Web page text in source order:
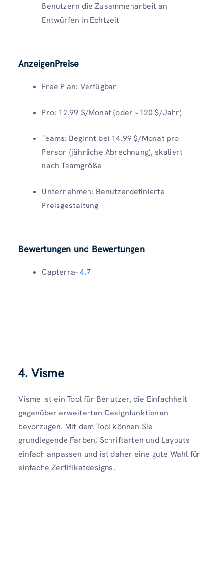
Benutzern die Zusammenarbeit an
Entwürfen in Echtzeit
AnzeigenPreise
Free Plan: Verfügbar
Pro: 12.99 $/Monat (oder ~120 $/Jahr)
Teams: Beginnt bei 14.99 $/Monat pro
Person (jährliche Abrechnung), skaliert
nach Teamgröße
Unternehmen: Benutzerdefinierte
Preisgestaltung
Bewertungen und Bewertungen
Capterra-4.7
4. Visme
Visme ist ein Tool für Benutzer, die Einfachheit
gegenüber erweiterten Designfunktionen
bevorzugen. Mit dem Tool können Sie
grundlegende Farben, Schriftarten und Layouts
einfach anpassen und ist daher eine gute Wahl für
einfache Zertifikatdesigns.